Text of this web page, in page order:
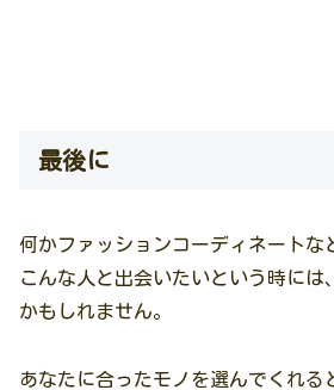
最後に
何かファッションコーディネートな
こんな人と出会いたいという時には
かもしれません。
あなたに合ったモノを選んでくれる